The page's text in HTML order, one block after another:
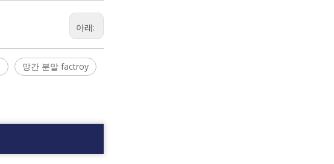
아래:
망간 분말 factroy